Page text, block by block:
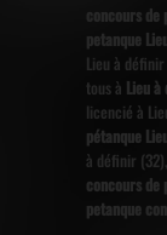
concours de
petanque
Lieu à définir
tous à Lieu
licencié à
pétanque
à définir (32),
concours de
petanque